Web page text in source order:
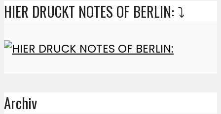
HIER DRUCKT NOTES OF BERLIN: ⤵️
Archiv